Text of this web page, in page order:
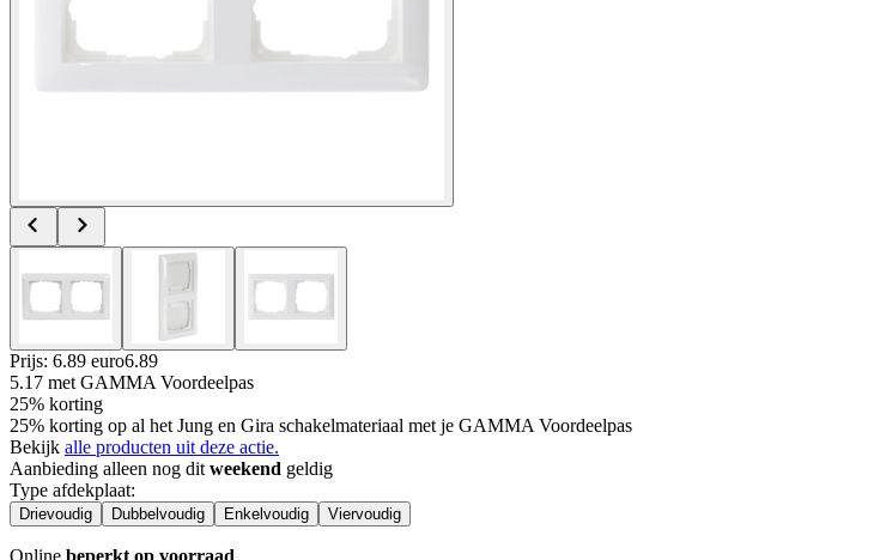
Prijs: 6.89 euro6.89
5.17 met GAMMA Voordeelpas
25% korting
25% korting op al het Jung en Gira schakelmateriaal met je GAMMA Voordeelpas
Bekijk alle producten uit deze actie.
Aanbieding alleen nog dit weekend geldig
Type afdekplaat:
Drievoudig Dubbelvoudig Enkelvoudig Viervoudig
Online beperkt op voorraad